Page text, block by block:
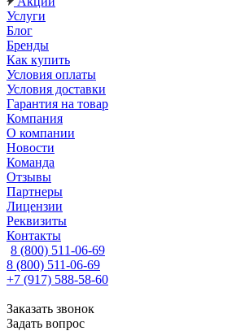
Услуги
Блог
Бренды
Как купить
Условия оплаты
Условия доставки
Гарантия на товар
Компания
О компании
Новости
Команда
Отзывы
Партнеры
Лицензии
Реквизиты
Контакты
8 (800) 511-06-69
8 (800) 511-06-69
+7 (917) 588-58-60
Заказать звонок
Задать вопрос